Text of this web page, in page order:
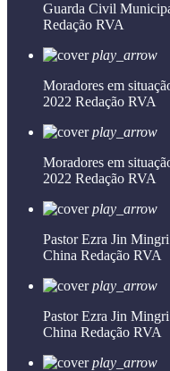
Guarda Civil
Redação RVA
play_arrow
Moradores em
2022 Redação RVA
play_arrow
Moradores em
2022 Redação RVA
play_arrow
Pastor Ezra Jin
China Redação RVA
play_arrow
Pastor Ezra Jin
China Redação RVA
play_arrow